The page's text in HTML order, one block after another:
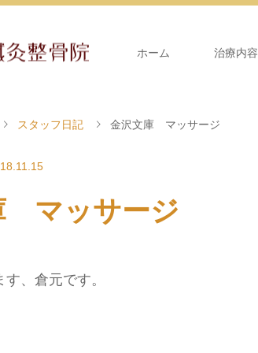
ホーム 治療内容
スタッフ日記 金沢文庫 マッサージ
マッサージ
す、倉元です。